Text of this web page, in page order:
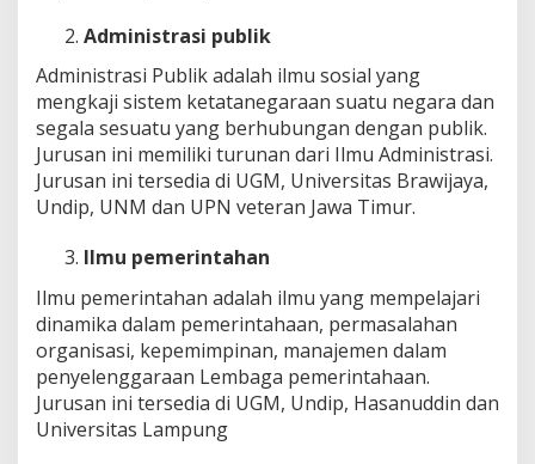
Administrasi publik
Administrasi Publik adalah ilmu sosial yang
mengkaji sistem ketatanegaraan suatu negara dan
segala sesuatu yang berhubungan dengan publik.
Jurusan ini memiliki turunan dari Ilmu Administrasi.
Jurusan ini tersedia di UGM, Universitas Brawijaya,
Undip, UNM dan UPN veteran Jawa Timur.
Ilmu pemerintahan
Ilmu pemerintahan adalah ilmu yang mempelajari
dinamika dalam pemerintahaan, permasalahan
organisasi, kepemimpinan, manajemen dalam
penyelenggaraan Lembaga pemerintahaan.
Jurusan ini tersedia di UGM, Undip, Hasanuddin dan
Universitas Lampung